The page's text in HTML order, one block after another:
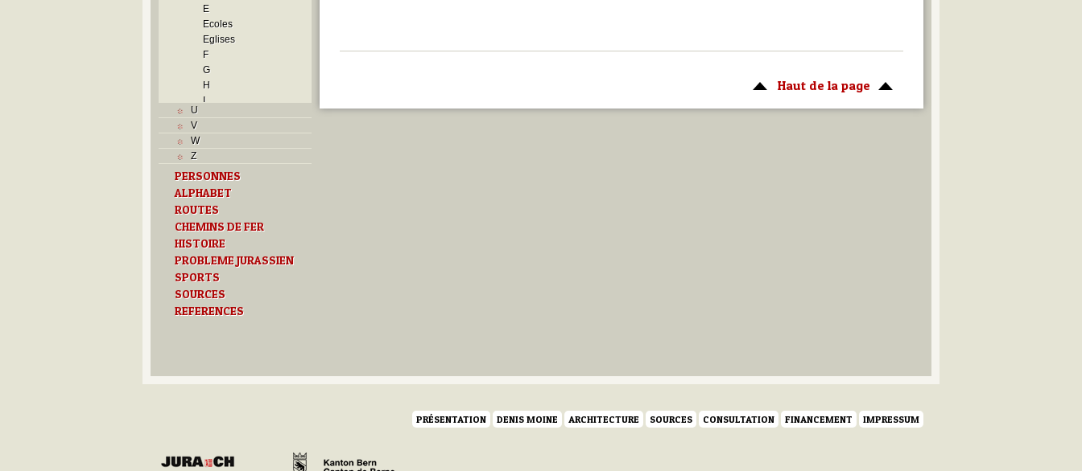
E
Ecoles
Eglises
F
G
H
I
P
R
S
T
U
U
V
W
Z
PERSONNES
ALPHABET
ROUTES
CHEMINS DE FER
HISTOIRE
PROBLEME JURASSIEN
SPORTS
SOURCES
REFERENCES
Haut de la page
PRÉSENTATION DENIS MOINE ARCHITECTURE SOURCES CONSULTATION FINANCEMENT IMPRESSUM